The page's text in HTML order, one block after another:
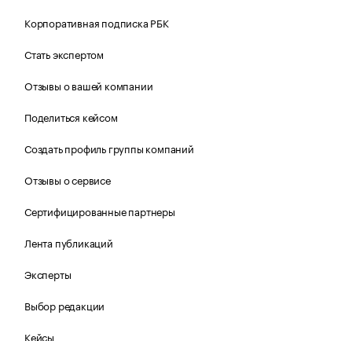
Корпоративная подписка РБК
Стать экспертом
Отзывы о вашей компании
Поделиться кейсом
Создать профиль группы компаний
Отзывы о сервисе
Сертифицированные партнеры
Лента публикаций
Эксперты
Выбор редакции
Кейсы